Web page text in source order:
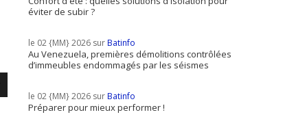
éviter de subir ?
le 02 {MM} 2026 surBatinfo
Au Venezuela, premières démolitions contrôlées
d’immeubles endommagés par les séismes
le 02 {MM} 2026 surBatinfo
Préparer pour mieux performer !